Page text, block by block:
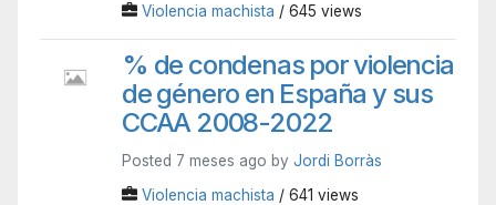
Violencia machista / 645 views
% de condenas por violencia
de género en España y sus
CCAA 2008-2022
Posted 7 meses ago by Jordi Borràs
Violencia machista / 641 views